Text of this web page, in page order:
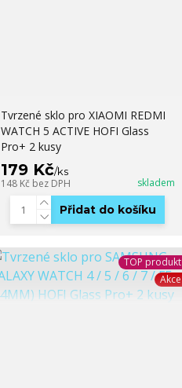
Tvrzené sklo pro XIAOMI REDMI
WATCH 5 ACTIVE HOFI Glass
Pro+ 2 kusy
179 Kč/ks
148 Kč bez DPH skladem
Přidat do košíku
TOP produkt
Akce